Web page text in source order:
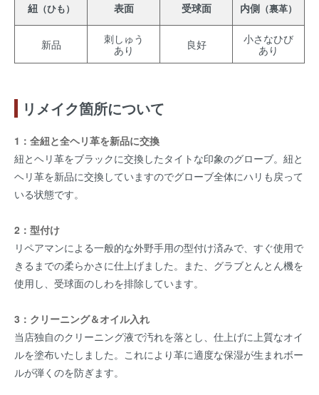
紐（ひも） 表面 受球面 内側 （裏革）
新品
刺しゅう
あり
良好
小さなひび
あり
リメイク箇所について
1：全紐と全ヘリ革を新品に交換
紐とヘリ革をブラックに交換したタイトな印象のグローブ。紐と
ヘリ革を新品に交換していますのでグローブ全体にハリも戻って
いる状態です。
2：型付け
リペアマンによる一般的な外野手用の型付け済みで、すぐ使用で
きるまでの柔らかさに仕上げました。また、グラブとんとん機を
使用し、受球面のしわを排除しています。
3：クリーニング＆オイル入れ
当店独自のクリーニング液で汚れを落とし、仕上げに上質なオイ
ルを塗布いたしました。これにより革に適度な保湿が生まれボー
ルが弾くのを防ぎます。